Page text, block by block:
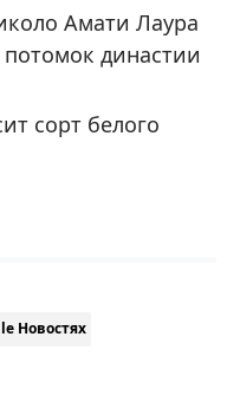
Амати Лаура
династии
сорт белого
Новостях